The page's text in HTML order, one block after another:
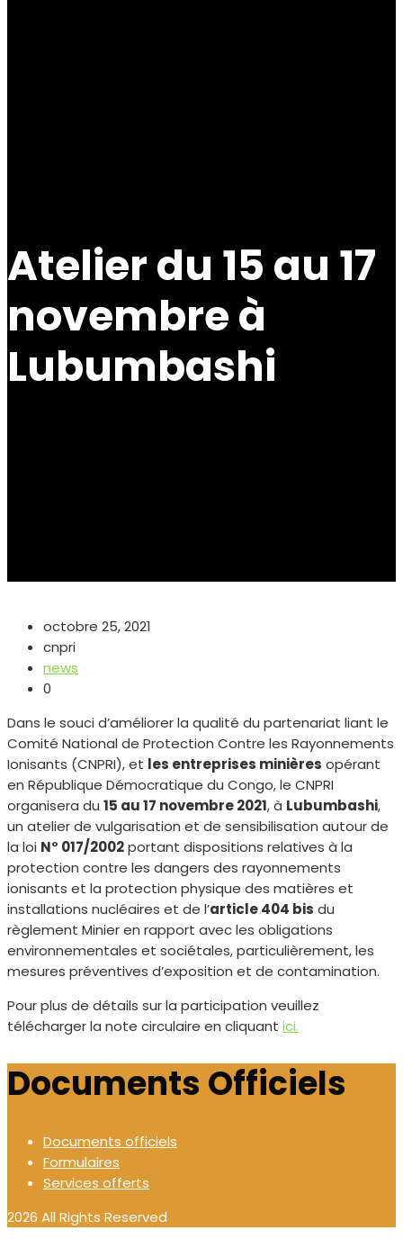
Atelier du 15 au 17
novembre à
Lubumbashi
octobre 25, 2021
cnpri
news
0
Dans le souci d’améliorer la qualité du partenariat liant le
Comité National de Protection Contre les Rayonnements
Ionisants (CNPRI), et les entreprises minières opérant
en République Démocratique du Congo, le CNPRI
organisera du 15 au 17 novembre 2021, à Lubumbashi,
un atelier de vulgarisation et de sensibilisation autour de
la loi N° 017/2002portant dispositions relatives à la
protection contre les dangers des rayonnements
ionisants et la protection physique des matières et
installations nucléaires et de l’article 404 bis du
règlement Minier en rapport avec les obligations
environnementales et sociétales, particulièrement, les
mesures préventives d’exposition et de contamination.
Pour plus de détails sur la participation veuillez
télécharger la note circulaire en cliquant ici.
Documents Officiels
Documents officiels
Formulaires
Services offerts
2026 All Rights Reserved